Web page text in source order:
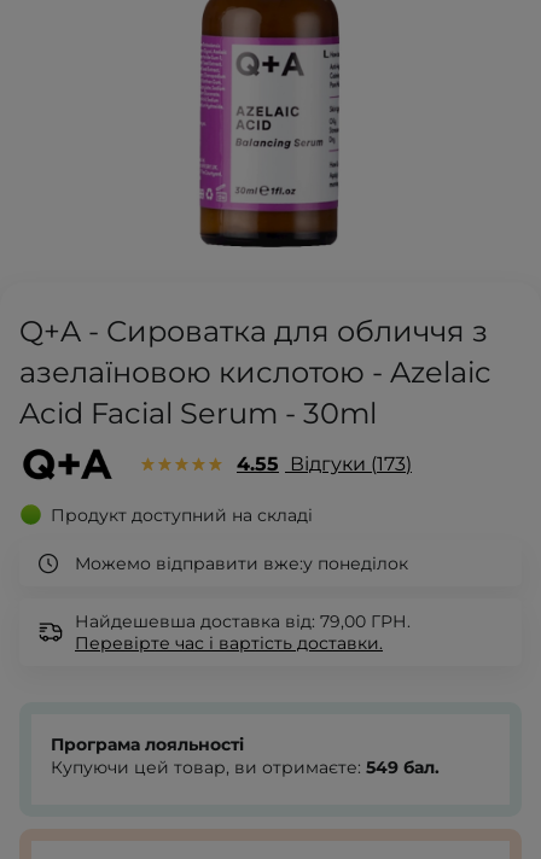
Q+A - Сироватка для обличчя з
азелаїновою кислотою - Azelaic
Acid Facial Serum - 30ml
4.55 Відгуки 173
Продукт доступний на складі
Можемо відправити вже:у понеділок
Найдешевша доставка від: 79,00 ГРН.
Перевірте час і вартість доставки.
Програма лояльності
Купуючи цей товар, ви отримаєте: 549 бал.